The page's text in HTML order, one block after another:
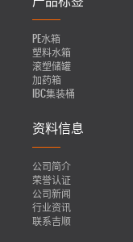
PE水箱
塑料水箱
滚塑储罐
加药箱
IBC集装桶
资料信息
公司简介
荣誉认证
公司新闻
行业资讯
联系吉顺